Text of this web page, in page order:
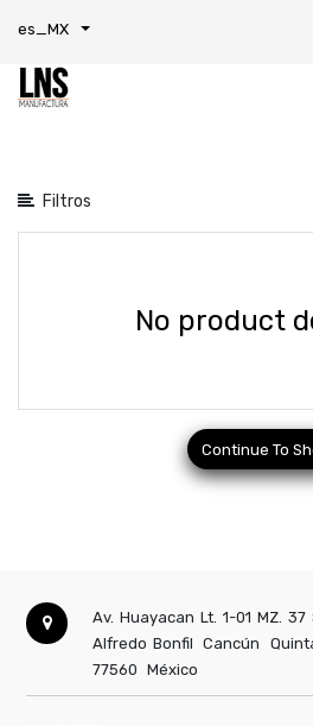
es_MX
Filtros
Mostrar
No product
Continue To
Av. Huayacan Lt. 1-01 MZ. 37
Alfredo Bonfil
Cancún
77560
México